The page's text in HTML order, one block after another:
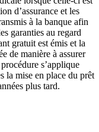
d’assurance et les
à la banque afin
garanties au regard
gratuit est émis et la
de manière à assurer
s’applique
la mise en place du prêt
plus tard.